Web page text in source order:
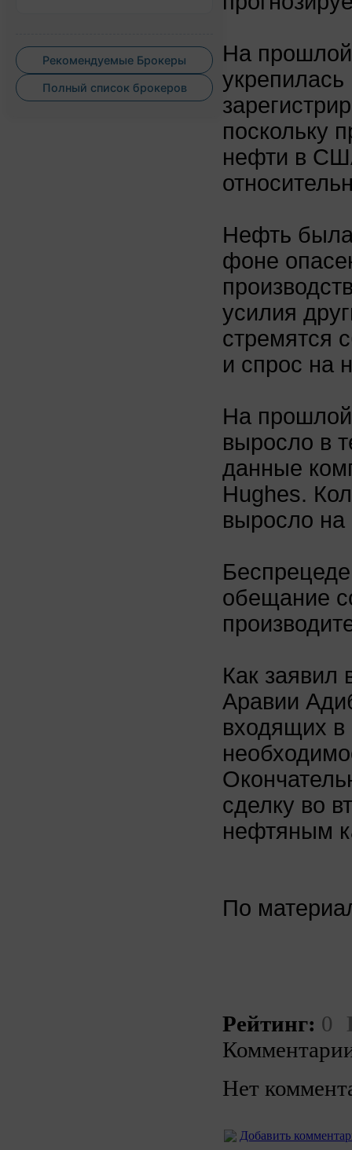
Рекомендуемые Брокеры
Полный список брокеров
На
поскольку
нефти в
Нефть
фоне
усилия
стремятся
и спрос на
На прошлой
выросло в
данные
Hughes.
выросло на
обещание
Как заявил
Аравии
входящих в
сделку во
нефтяным
По
Рейтинг: 0
Нет
Добавить